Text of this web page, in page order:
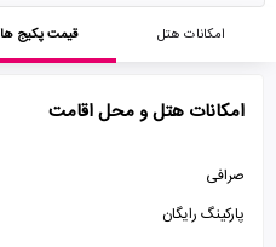
امکانات هتل قیمت پکیج ها
امکانات هتل و محل اقامت
صرافی
پارکینگ رایگان